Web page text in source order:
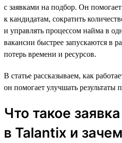
с заявками на подбор. Он
к кандидатам, сократить
и управлять процессом найма в
вакансии быстрее запускаются в
потерь времени и ресурсов.
В статье рассказываем, как
он помогает улучшать результаты
Что такое
в Talantix и